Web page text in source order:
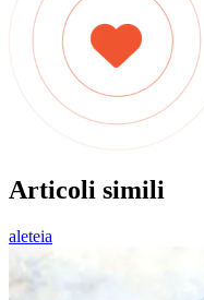
Articoli simili
aleteia